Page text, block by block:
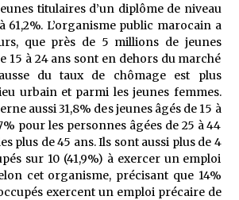
5 ans ago
orale/ D’où viennent les contes et à
quoi servent-ils?
5 ans ago
titulaires d’un diplôme de niveau
61,2%. L’organisme public marocain a
que près de 5 millions de jeunes
15 à 24 ans sont en dehors du marché
du taux de chômage est plus
urbain et parmi les jeunes femmes.
aussi 31,8% des jeunes âgés de 15 à
pour les personnes âgées de 25 à 44
plus de 45 ans. Ils sont aussi plus de 4
sur 10 (41,9%) à exercer un emploi
cet organisme, précisant que 14%
exercent un emploi précaire de